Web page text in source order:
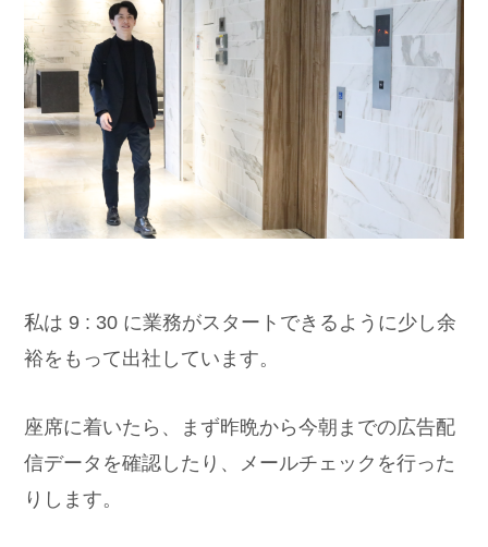
私は 9 : 30 に業務がスタートできるように少し余
裕をもって出社しています。
座席に着いたら、まず昨晩から今朝までの広告配
信データを確認したり、メールチェックを行った
りします。